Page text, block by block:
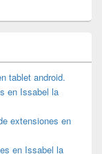
tablet android.
en Issabel la
extensiones en
en Issabel la